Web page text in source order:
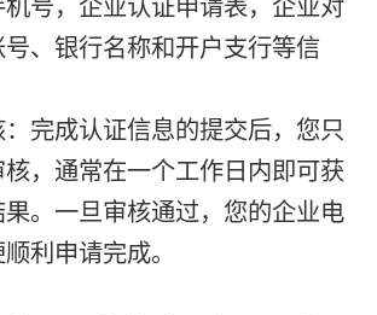
号，企业认证申请表，企业对
、银行名称和开户支行等信
完成认证信息的提交后，您只
，通常在一个工作日内即可获
。一旦审核通过，您的企业电
利申请完成。